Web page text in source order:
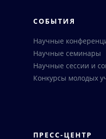
СОБЫТИЯ
Научные
Научные семинары
Научные сессии и
Конкурсы молодых
ПРЕСС-ЦЕНТР